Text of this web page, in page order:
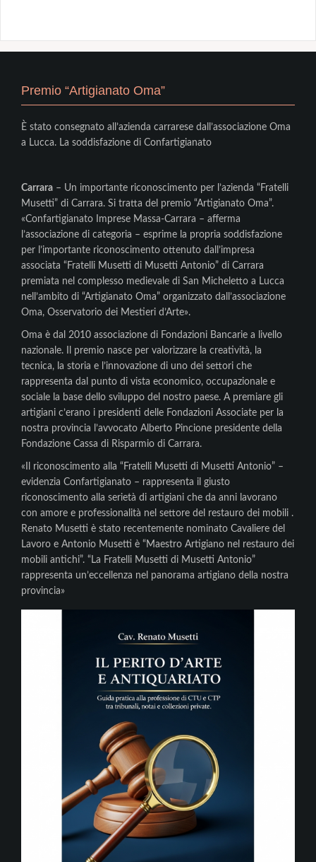
Premio “Artigianato Oma”
È stato consegnato all’azienda carrarese dall’associazione Oma
a Lucca. La soddisfazione di Confartigianato
Carrara – Un importante riconoscimento per l’azienda “Fratelli
Musetti” di Carrara. Si tratta del premio “Artigianato Oma”.
«Confartigianato Imprese Massa-Carrara – afferma
l’associazione di categoria – esprime la propria soddisfazione
per l’importante riconoscimento ottenuto dall’impresa
associata “Fratelli Musetti di Musetti Antonio” di Carrara
premiata nel complesso medievale di San Micheletto a Lucca
nell’ambito di “Artigianato Oma” organizzato dall’associazione
Oma, Osservatorio dei Mestieri d’Arte».
Oma è dal 2010 associazione di Fondazioni Bancarie a livello
nazionale. Il premio nasce per valorizzare la creatività, la
tecnica, la storia e l’innovazione di uno dei settori che
rappresenta dal punto di vista economico, occupazionale e
sociale la base dello sviluppo del nostro paese. A premiare gli
artigiani c’erano i presidenti delle Fondazioni Associate per la
nostra provincia l’avvocato Alberto Pincione presidente della
Fondazione Cassa di Risparmio di Carrara.
«Il riconoscimento alla “Fratelli Musetti di Musetti Antonio” –
evidenzia Confartigianato – rappresenta il giusto
riconoscimento alla serietà di artigiani che da anni lavorano
con amore e professionalità nel settore del restauro dei mobili .
Renato Musetti è stato recentemente nominato Cavaliere del
Lavoro e Antonio Musetti è “Maestro Artigiano nel restauro dei
mobili antichi”. “La Fratelli Musetti di Musetti Antonio”
rappresenta un’eccellenza nel panorama artigiano della nostra
provincia»